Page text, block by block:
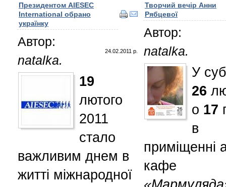
Президентом AIESEC
International обрано
українку
Автор:
natalka.
24.02.2011 р.
19
лютого
2011
стало
важливим днем в
житті міжнародної
Творчий вечір Анни
Рябцевої
Автор:
natalka.
У
26
о 17
в
приміщенні
кафе